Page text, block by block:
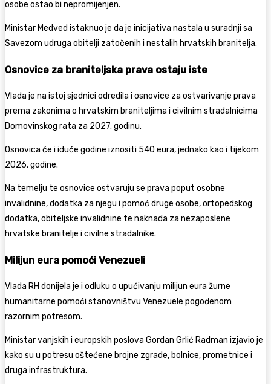
osobe ostao bi nepromijenjen.
Ministar Medved istaknuo je da je inicijativa nastala u suradnji sa
Savezom udruga obitelji zatočenih i nestalih hrvatskih branitelja.
Osnovice za braniteljska prava ostaju iste
Vlada je na istoj sjednici odredila i osnovice za ostvarivanje prava
prema zakonima o hrvatskim braniteljima i civilnim stradalnicima
Domovinskog rata za 2027. godinu.
Osnovica će i iduće godine iznositi 540 eura, jednako kao i tijekom
2026. godine.
Na temelju te osnovice ostvaruju se prava poput osobne
invalidnine, dodatka za njegu i pomoć druge osobe, ortopedskog
dodatka, obiteljske invalidnine te naknada za nezaposlene
hrvatske branitelje i civilne stradalnike.
Milijun eura pomoći Venezueli
Vlada RH donijela je i odluku o upućivanju milijun eura žurne
humanitarne pomoći stanovništvu Venezuele pogođenom
razornim potresom.
Ministar vanjskih i europskih poslova Gordan Grlić Radman izjavio je
kako su u potresu oštećene brojne zgrade, bolnice, prometnice i
druga infrastruktura.